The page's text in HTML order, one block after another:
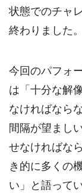
状態でのチャ
終わりました。
今回のパフォ
は「十分な解
なければなら
間隔が望まし
せなければな
き的に多くの
い」と語って